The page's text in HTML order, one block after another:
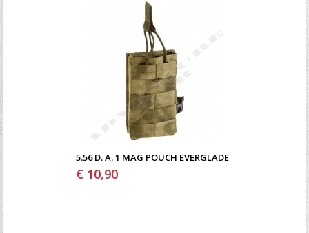
5.56 D. A. 1 MAG POUCH EVERGLADE
€ 10,90